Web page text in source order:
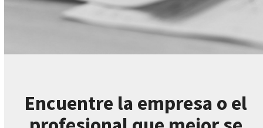
Encuentre la empresa o el